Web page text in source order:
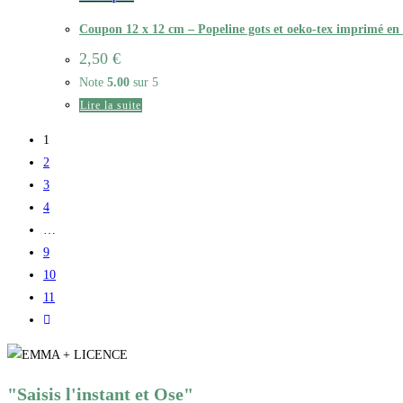
Coupon 12 x 12 cm – Popeline gots et oeko-tex imprimé
2,50 €
Note 5.00 sur 5
Lire la suite
1
2
3
4
…
9
10
11
"Saisis l'instant et Ose"